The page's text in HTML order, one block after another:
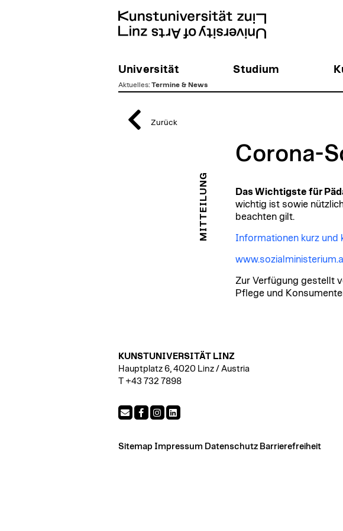
Universität Studium
Aktuelles: Termine & News
Zurück
MITTEILUNG
Corona-
Das Wichtigste für
wichtig ist sowie
beachten gilt.
Informationen kurz und
Zur Verfügung gestellt
Pflege und
KUNSTUNIVERSITÄT LINZ
Hauptplatz 6, 4020 Linz / Austria
T +43 732 7898
Sitemap Impressum Datenschutz Barrierefreiheit